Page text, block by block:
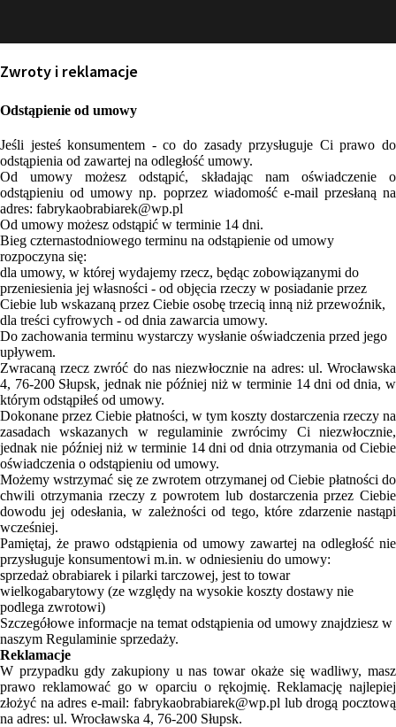
REGULAMIN
KATALOGI
SILNIKI ELEKTRYCZNE
PASY KLINOWE
FILMY
KONTAKT
Zwroty i reklamacje
Odstąpienie od umowy
Jeśli jesteś konsumentem - co do zasady przysługuje Ci prawo do
odstąpienia od zawartej na odległość umowy.
Od umowy możesz odstąpić, składając nam oświadczenie o
odstąpieniu od umowy np. poprzez wiadomość e-mail przesłaną na
adres: fabrykaobrabiarek@wp.pl
Od umowy możesz odstąpić w terminie 14 dni.
Bieg czternastodniowego terminu na odstąpienie od umowy
rozpoczyna się:
dla umowy, w której wydajemy rzecz, będąc zobowiązanymi do
przeniesienia jej własności - od objęcia rzeczy w posiadanie przez
Ciebie lub wskazaną przez Ciebie osobę trzecią inną niż przewoźnik,
dla treści cyfrowych - od dnia zawarcia umowy.
Do zachowania terminu wystarczy wysłanie oświadczenia przed jego
upływem.
Zwracaną rzecz zwróć do nas niezwłocznie na adres: ul. Wrocławska
4, 76-200 Słupsk, jednak nie później niż w terminie 14 dni od dnia, w
którym odstąpiłeś od umowy.
Dokonane przez Ciebie płatności, w tym koszty dostarczenia rzeczy na
zasadach wskazanych w regulaminie zwrócimy Ci niezwłocznie,
jednak nie później niż w terminie 14 dni od dnia otrzymania od Ciebie
oświadczenia o odstąpieniu od umowy.
Możemy wstrzymać się ze zwrotem otrzymanej od Ciebie płatności do
chwili otrzymania rzeczy z powrotem lub dostarczenia przez Ciebie
dowodu jej odesłania, w zależności od tego, które zdarzenie nastąpi
wcześniej.
Pamiętaj, że prawo odstąpienia od umowy zawartej na odległość nie
przysługuje konsumentowi m.in. w odniesieniu do umowy:
sprzedaż obrabiarek i pilarki tarczowej, jest to towar
wielkogabarytowy (ze względy na wysokie koszty dostawy nie
podlega zwrotowi)
Szczegółowe informacje na temat odstąpienia od umowy znajdziesz w
naszym Regulaminie sprzedaży.
Reklamacje
W przypadku gdy zakupiony u nas towar okaże się wadliwy, masz
prawo reklamować go w oparciu o rękojmię. Reklamację najlepiej
złożyć na adres e-mail: fabrykaobrabiarek@wp.pl lub drogą pocztową
na adres: ul. Wrocławska 4, 76-200 Słupsk.